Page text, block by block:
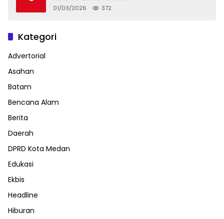
01/03/2026 372
Kategori
Advertorial
Asahan
Batam
Bencana Alam
Berita
Daerah
DPRD Kota Medan
Edukasi
Ekbis
Headline
Hiburan